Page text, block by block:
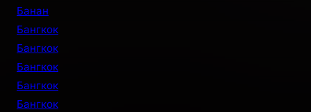
Банан
Бангкок
Бангкок
Бангкок
Бангкок
Бангкок